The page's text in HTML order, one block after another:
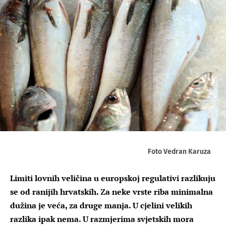
Foto Vedran Karuza
Limiti lovnih veličina u europskoj regulativi razlikuju
se od ranijih hrvatskih. Za neke vrste riba minimalna
dužina je veća, za druge manja. U cjelini velikih
razlika ipak nema. U razmjerima svjetskih mora